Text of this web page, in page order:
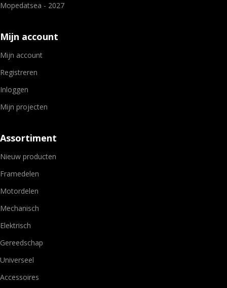
Mopedatsea - 2027
Mijn account
Mijn account
Registreren
Inloggen
Mijn projecten
Assortiment
Nieuw producten
Framedelen
Motordelen
Mechanisch
Elektrisch
Gereedschap
Universeel
Accessoires